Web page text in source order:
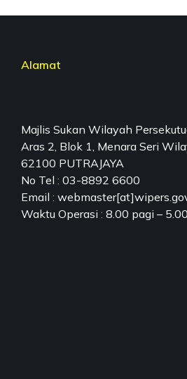
Alamat
Majlis Sukan Wilayah
Aras 2, Blok 1, Menara Seri
62100 PUTRAJAYA
No Tel : 03-8892 6600
Email :
Waktu Operasi : 8.00 pagi –